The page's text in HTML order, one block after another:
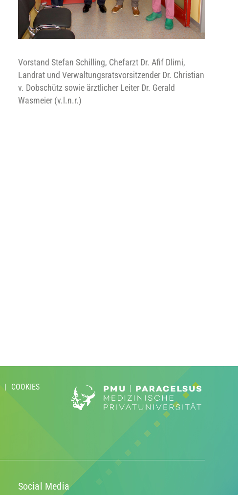
Vorstand Stefan Schilling, Chefarzt Dr. Afif Dlimi,
Landrat und Verwaltungsratsvorsitzender Dr. Christian
v. Dobschütz sowie ärztlicher Leiter Dr. Gerald
Wasmeier (v.l.n.r.)
| COOKIES
Social Media